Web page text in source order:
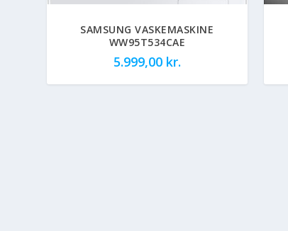
SAMSUNG VASKEMASKINE
WW95T534CAE
5.999,00 kr.